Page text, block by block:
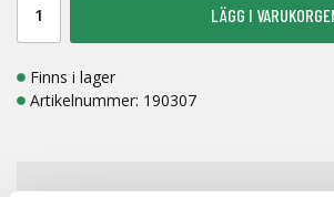
LÄGG I
Finns i lager
Artikelnummer: 190307